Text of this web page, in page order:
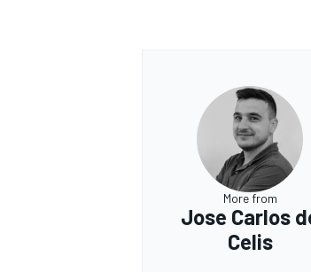
More from
Jose Carlos
Celis